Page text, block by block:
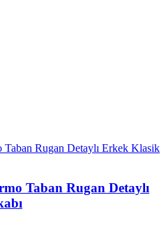
Taban Rugan Detaylı